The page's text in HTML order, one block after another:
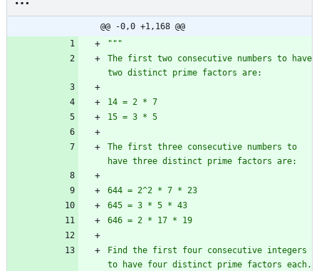
@@ -0,0 +1,168 @@
"""
The first two consecutive numbers to have
two distinct prime factors are:
14 = 2 * 7
15 = 3 * 5
The first three consecutive numbers to
have three distinct prime factors are:
644 = 2^2 * 7 * 23
645 = 3 * 5 * 43
646 = 2 * 17 * 19
Find the first four consecutive integers
to have four distinct prime factors each.